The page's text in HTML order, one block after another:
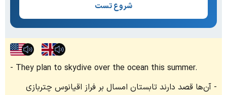
شروع تست
They plan to skydive over the ocean this summer.
آن‌ها قصد دارند تابستان امسال بر فراز اقیانوس چتربازی